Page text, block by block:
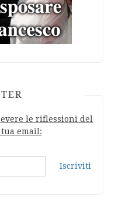
le riflessioni del
email:
Iscriviti